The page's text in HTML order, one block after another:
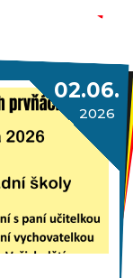
02.06.
2026